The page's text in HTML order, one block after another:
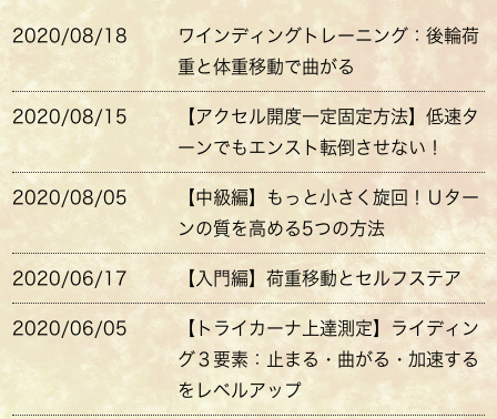
2020/08/18
ワインディングトレーニング：後輪荷
重と体重移動で曲がる
2020/08/15
【アクセル開度一定固定方法】低速タ
ーンでもエンスト転倒させない！
2020/08/05
【中級編】もっと小さく旋回！Ｕター
ンの質を高める5つの方法
2020/06/17 【入門編】荷重移動とセルフステア
2020/06/05
【トライカーナ上達測定】ライディン
グ３要素：止まる・曲がる・加速する
をレベルアップ